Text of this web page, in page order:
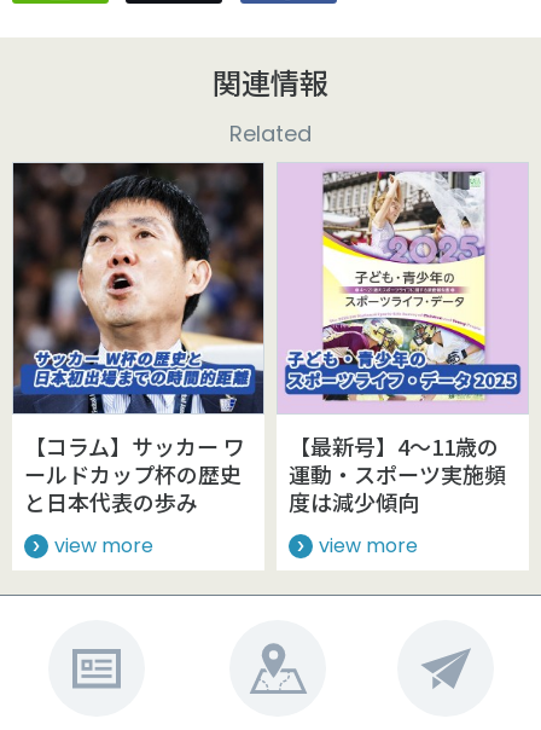
関連情報
Related
【コラム】サッカー ワ
ールドカップ杯の歴史
と日本代表の歩み
view more
【最新号】4～11歳の
運動・スポーツ実施頻
度は減少傾向
view more